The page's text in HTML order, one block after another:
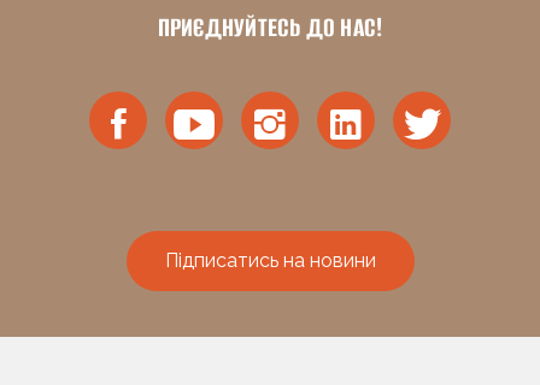
ПРИЄДНУЙТЕСЬ ДО НАС!
Підписатись на новини